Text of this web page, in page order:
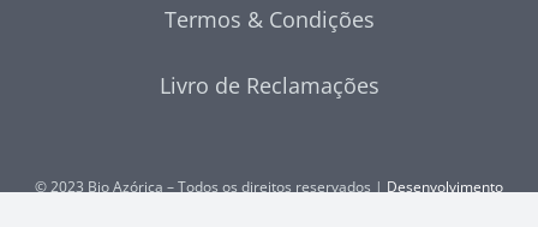
Termos & Condições
Livro de Reclamações
© 2023 Bio Azórica – Todos os direitos reservados | Desenvolvimento